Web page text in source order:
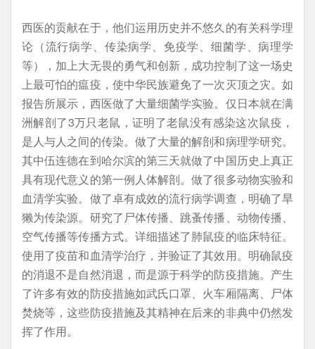
西医的贡献在于，他们运用历史并不悠久的有关科学理
论（流行病学、传染病学、免疫学、细菌学、病理学
等），加上大无畏的勇气和创新，成功控制了这一场史
上最可怕的瘟疫，使中华民族避免了一次灭顶之灾。如
报告所展示，西医做了大量细菌学实验。仅日本就在满
洲解剖了3万只老鼠，证明了老鼠没有感染这次鼠疫，
是人与人之间的传染。做了大量的解剖和病理学研究。
其中伍连德在到哈尔滨的第三天就做了中国历史上真正
具有现代意义的第一例人体解剖。做了很多动物实验和
血清学实验。做了卓有成效的流行病学调查，明确了旱
獭为传染源。研究了尸体传播、跳蚤传播、动物传播、
空气传播等传播方式。详细描述了肺鼠疫的临床特征。
使用了疫苗和血清学治疗，并验证了其效用。明确鼠疫
的消退不是自然消退，而是源于科学的防疫措施。产生
了许多有效的防疫措施如武氏口罩、火车厢隔离、尸体
焚烧等，这些防疫措施及其精神在后来的非典中仍然发
挥了作用。